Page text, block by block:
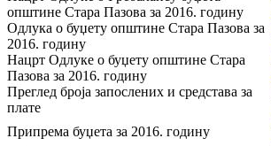
општине Стара Пазова за 2016. годину
Одлука о буџету општине Стара Пазова за
2016. годину
Нацрт Одлуке о буџету општине Стара
Пазова за 2016. годину
Преглед броја запослених и средстава за
плате
Припрема буџета за 2016. годину